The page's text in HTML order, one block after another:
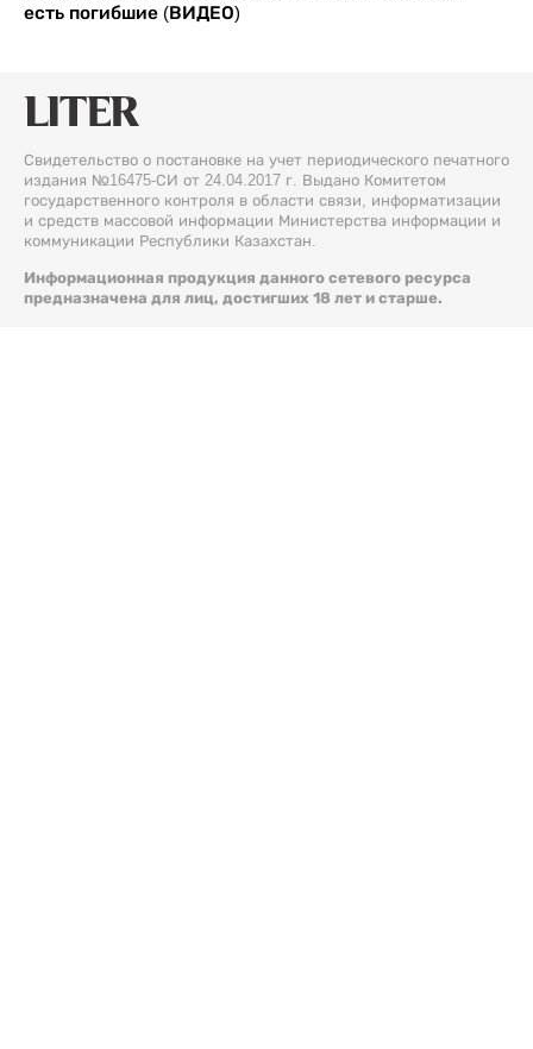
есть погибшие (ВИДЕО)
Свидетельство о постановке на учет периодического печатного
издания №16475-СИ от 24.04.2017 г. Выдано Комитетом
государственного контроля в области связи, информатизации
и средств массовой информации Министерства информации и
коммуникации Республики Казахстан.
Информационная продукция данного сетевого ресурса
предназначена для лиц, достигших 18 лет и старше.